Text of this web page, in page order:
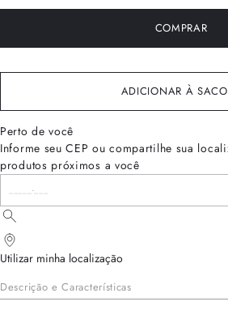
COMPRAR
ADICIONAR À
Perto de você
Informe seu CEP ou compartilhe sua
produtos próximos a você
Utilizar minha localização
Descrição e Características